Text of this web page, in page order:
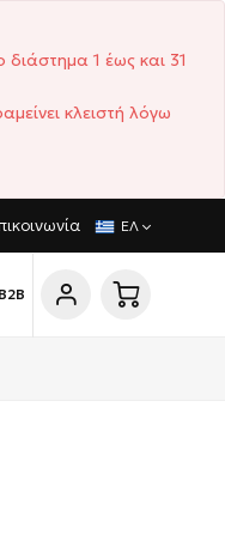
1 έως και 31
κλειστή λόγω
ΧΡΌΝΟΙ ΠΑΡΆΔΟΣΗΣ
ΕΛ